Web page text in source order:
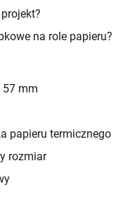
na role papieru?
57 mm
papieru termicznego
rozmiar